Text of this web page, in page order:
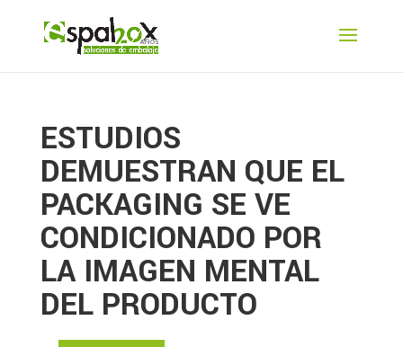
ESTUDIOS
DEMUESTRAN QUE EL
PACKAGING SE VE
CONDICIONADO POR
LA IMAGEN MENTAL
DEL PRODUCTO